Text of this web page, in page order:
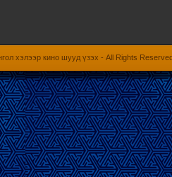
хэлээр кино шууд үзэх - All Rights